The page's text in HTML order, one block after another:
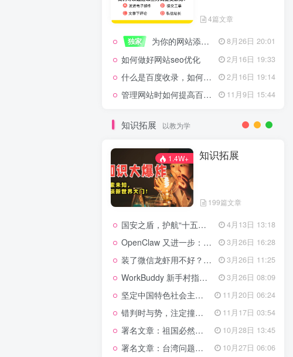
4篇文章
独家 为你的网站添加百度登录 8月26日 20:01
如何做好网站seo优化 2月16日 19:33
什么是百度收录，如何提高收录量？ 2月16日 19:14
管理网站时如何提高百度权重？ 11月9日 15:44
知识拓展 以教为学
1.4W+ 知识拓展
199篇文章
国安之盾，护航“十五五”新征程 4月13日 13:18
OpenClaw 又进一步：微信直连+安全检测+版本切换 3月26日 16:28
装了微信龙虾用不好？3步让你轻松指挥AI干活！ 3月26日 11:25
WorkBuddy 新手村指南：10 个核心技巧帮你解锁满级虾🦞！ 3月26日 08:09
坚定中国特色社会主义法治的政治定力 11月20日 06:24
错判时与势，注定撞南墙 11月17日 03:54
署名文章：祖国必然统一势不可挡 10月28日 13:45
署名文章：台湾问题的由来和性质 10月27日 06:06